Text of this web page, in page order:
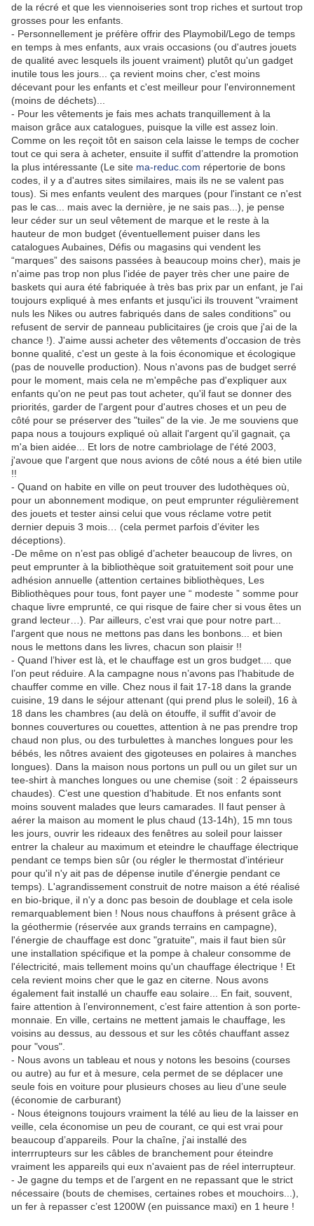
de la récré et que les viennoiseries sont trop riches et surtout trop
grosses pour les enfants.
- Personnellement je préfère offrir des Playmobil/Lego de temps
en temps à mes enfants, aux vrais occasions (ou d'autres jouets
de qualité avec lesquels ils jouent vraiment) plutôt qu'un gadget
inutile tous les jours... ça revient moins cher, c'est moins
décevant pour les enfants et c'est meilleur pour l'environnement
(moins de déchets)...
- Pour les vêtements je fais mes achats tranquillement à la
maison grâce aux catalogues, puisque la ville est assez loin.
Comme on les reçoit tôt en saison cela laisse le temps de cocher
tout ce qui sera à acheter, ensuite il suffit d’attendre la promotion
la plus intéressante (Le site ma-reduc.com répertorie de bons
codes, il y a d'autres sites similaires, mais ils ne se valent pas
tous). Si mes enfants veulent des marques (pour l'instant ce n'est
pas le cas... mais avec la dernière, je ne sais pas...), je pense
leur céder sur un seul vêtement de marque et le reste à la
hauteur de mon budget (éventuellement puiser dans les
catalogues Aubaines, Défis ou magasins qui vendent les
“marques” des saisons passées à beaucoup moins cher), mais je
n'aime pas trop non plus l'idée de payer très cher une paire de
baskets qui aura été fabriquée à très bas prix par un enfant, je l'ai
toujours expliqué à mes enfants et jusqu'ici ils trouvent "vraiment
nuls les Nikes ou autres fabriqués dans de sales conditions" ou
refusent de servir de panneau publicitaires (je crois que j'ai de la
chance !). J'aime aussi acheter des vêtements d'occasion de très
bonne qualité, c'est un geste à la fois économique et écologique
(pas de nouvelle production). Nous n'avons pas de budget serré
pour le moment, mais cela ne m'empêche pas d'expliquer aux
enfants qu'on ne peut pas tout acheter, qu'il faut se donner des
priorités, garder de l'argent pour d'autres choses et un peu de
côté pour se préserver des "tuiles" de la vie. Je me souviens que
papa nous a toujours expliqué où allait l'argent qu'il gagnait, ça
m'a bien aidée... Et lors de notre cambriolage de l'été 2003,
j'avoue que l'argent que nous avions de côté nous a été bien utile
!!
- Quand on habite en ville on peut trouver des ludothèques où,
pour un abonnement modique, on peut emprunter régulièrement
des jouets et tester ainsi celui que vous réclame votre petit
dernier depuis 3 mois… (cela permet parfois d’éviter les
déceptions).
-De même on n’est pas obligé d’acheter beaucoup de livres, on
peut emprunter à la bibliothèque soit gratuitement soit pour une
adhésion annuelle (attention certaines bibliothèques, Les
Bibliothèques pour tous, font payer une “ modeste ” somme pour
chaque livre emprunté, ce qui risque de faire cher si vous êtes un
grand lecteur…). Par ailleurs, c'est vrai que pour notre part...
l'argent que nous ne mettons pas dans les bonbons... et bien
nous le mettons dans les livres, chacun son plaisir !!
- Quand l’hiver est là, et le chauffage est un gros budget.... que
l’on peut réduire. A la campagne nous n’avons pas l’habitude de
chauffer comme en ville. Chez nous il fait 17-18 dans la grande
cuisine, 19 dans le séjour attenant (qui prend plus le soleil), 16 à
18 dans les chambres (au delà on étouffe, il suffit d’avoir de
bonnes couvertures ou couettes, attention à ne pas prendre trop
chaud non plus, ou des turbulettes à manches longues pour les
bébés, les nôtres avaient des gigoteuses en polaires à manches
longues). Dans la maison nous portons un pull ou un gilet sur un
tee-shirt à manches longues ou une chemise (soit : 2 épaisseurs
chaudes). C’est une question d’habitude. Et nos enfants sont
moins souvent malades que leurs camarades. Il faut penser à
aérer la maison au moment le plus chaud (13-14h), 15 mn tous
les jours, ouvrir les rideaux des fenêtres au soleil pour laisser
entrer la chaleur au maximum et eteindre le chauffage électrique
pendant ce temps bien sûr (ou régler le thermostat d'intérieur
pour qu'il n'y ait pas de dépense inutile d'énergie pendant ce
temps). L'agrandissement construit de notre maison a été réalisé
en bio-brique, il n'y a donc pas besoin de doublage et cela isole
remarquablement bien ! Nous nous chauffons à présent grâce à
la géothermie (réservée aux grands terrains en campagne),
l'énergie de chauffage est donc "gratuite", mais il faut bien sûr
une installation spécifique et la pompe à chaleur consomme de
l'électricité, mais tellement moins qu'un chauffage électrique ! Et
cela revient moins cher que le gaz en citerne. Nous avons
également fait installé un chauffe eau solaire... En fait, souvent,
faire attention à l’environnement, c’est faire attention à son porte-
monnaie. En ville, certains ne mettent jamais le chauffage, les
voisins au dessus, au dessous et sur les côtés chauffant assez
pour "vous".
- Nous avons un tableau et nous y notons les besoins (courses
ou autre) au fur et à mesure, cela permet de se déplacer une
seule fois en voiture pour plusieurs choses au lieu d’une seule
(économie de carburant)
- Nous éteignons toujours vraiment la télé au lieu de la laisser en
veille, cela économise un peu de courant, ce qui est vrai pour
beaucoup d’appareils. Pour la chaîne, j'ai installé des
interrrupteurs sur les câbles de branchement pour éteindre
vraiment les appareils qui eux n'avaient pas de réel interrupteur.
- Je gagne du temps et de l’argent en ne repassant que le strict
nécessaire (bouts de chemises, certaines robes et mouchoirs...),
un fer à repasser c’est 1200W (en puissance maxi) en 1 heure !